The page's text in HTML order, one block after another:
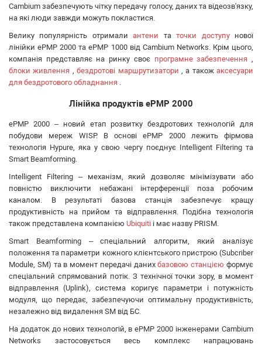
DVP
Jilong
Reolink
Одескабель
Netis
Logic Power
Furukawa
Signal Fire
Full Energy
Grandstream
Utepo
Zyxel
Yokogawa
Mercusys
Grandway
APC
OpenVox
Keenetic
Cambium забезпечують чітку передачу голосу, даних та відеозв'язку,
на які люди завжди можуть покластися.
Велику популярність отрималиантени таточки доступунової
лінійки ePMP 2000 та ePMP 1000 від Cambium Networks. Крім цього,
компанія представляє на ринку своє програмне забезпечення ,
блоки живлення ,бездротові маршрутизатори , а також аксесуари
для бездротового обладнання .
Лінійка продуктів ePMP 2000
ePMP 2000 – новий етап розвитку бездротових технологій для
побудови мереж WISP. В основі ePMP 2000 лежить фірмова
технологія Hypure, яка у свою чергу поєднує Intelligent Filtering та
Smart Beamforming.
Intelligent Filtering – механізм, який дозволяє мінімізувати або
повністю виключити небажані інтерференції поза робочим
каналом. В результаті базова станція забезпечує кращу
продуктивність на прийом та відправлення. Подібна технологія
також представлена компанією Ubiquiti і має назву PRISM.
Smart Beamforming – спеціальний алгоритм, який аналізує
положення та параметри кожного клієнтського пристрою (Subcriber
Module, SM) та в момент передачі данихбазовою станцією формує
спеціальний спрямований потік. З технічної точки зору, в момент
відправлення (Uplink), система коригує параметри і потужність
модуля, що передає, забезпечуючи оптимальну продуктивність,
незалежно від видалення SM від БС.
На додаток до нових технологій, в ePMP 2000 інженерами Cambium
Networks застосовується весь комплекс напрацювань